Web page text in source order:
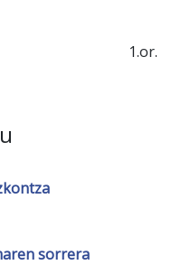
1.or.
sorrera